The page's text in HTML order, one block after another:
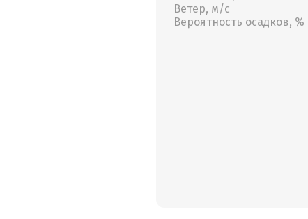
Ветер, м/с
Вероятность осадков, %